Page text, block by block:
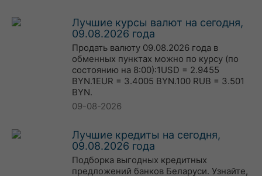
Лучшие курсы валют на сегодня,
09.08.2026 года
Продать валюту 09.08.2026 года в
обменных пунктах можно по курсу (по
состоянию на 8:00):1USD = 2.9455
BYN.1EUR = 3.4005 BYN.100 RUB = 3.501
BYN.
09-08-2026
Лучшие кредиты на сегодня,
09.08.2026 года
Подборка выгодных кредитных
предложений банков Беларуси. Узнайте,